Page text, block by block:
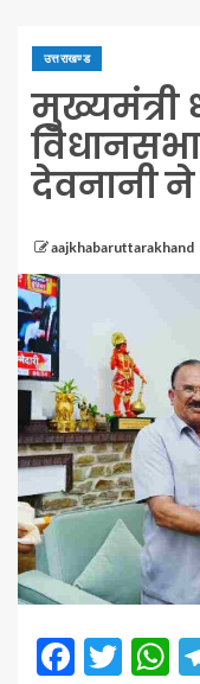
उत्तराखण्ड
मुख्यमंत्री
देवनानी ने
aajkhabaruttarakhand